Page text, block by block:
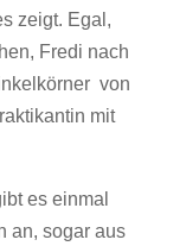
zeigt. Egal,
Fredi nach
von
mit
es einmal
an, sogar aus